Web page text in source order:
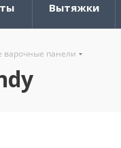
Вытяжки
панели